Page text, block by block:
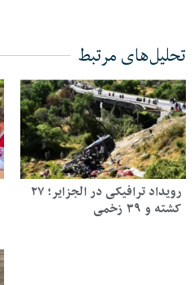
تحلیل‌های مرتبط
رویداد ترافیکی در الجزایر؛ ۲۷
کشته و ۳۹ زخمی